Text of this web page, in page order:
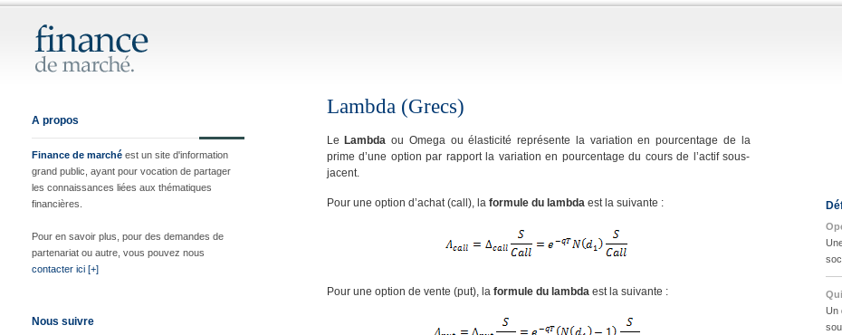
A propos
Finance de marchéest un site d'information
grand public, ayant pour vocation de partager
les connaissances liées aux thématiques
financières.
Pour en savoir plus, pour des demandes de
partenariat ou autre, vous pouvez nous
contacter ici [+]
Nous suivre
Lambda (Grecs)
Le Lambda ou Omega ou élasticité représente la variation en pourcentage de la
prime d’une option par rapport la variation en pourcentage du cours de l’actif sous-
jacent.
Pour une option d’achat (call), la formule du lambdaest la suivante :
Pour une option de vente (put), la formule du lambdaest la suivante :
Un